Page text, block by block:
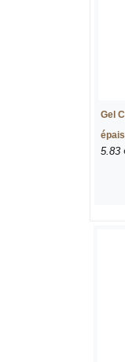
Gel
5.83